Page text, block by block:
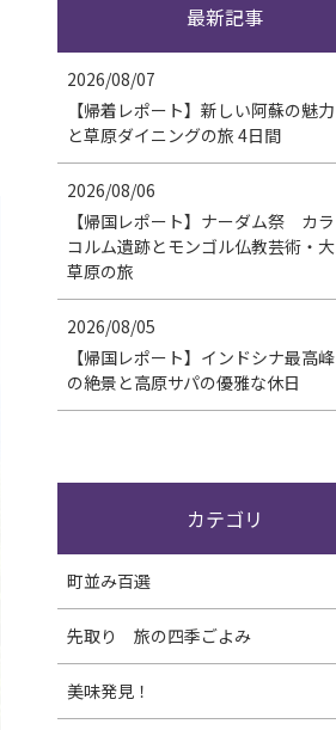
最新記事
2026/08/07
【帰着レポート】新しい阿蘇の魅力
と草原ダイニングの旅 4日間
2026/08/06
【帰国レポート】ナーダム祭 カラ
コルム遺跡とモンゴル仏教芸術・大
草原の旅
2026/08/05
【帰国レポート】インドシナ最高峰
の絶景と高原サパの優雅な休日
カテゴリ
町並み百選
先取り 旅の四季ごよみ
美味発見！